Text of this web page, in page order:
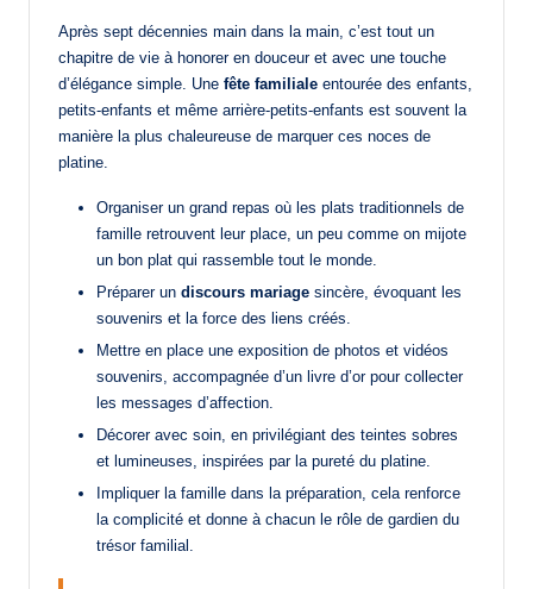
Après sept décennies main dans la main, c’est tout un
chapitre de vie à honorer en douceur et avec une touche
d’élégance simple. Une fête familiale entourée des enfants,
petits-enfants et même arrière-petits-enfants est souvent la
manière la plus chaleureuse de marquer ces noces de
platine.
Organiser un grand repas où les plats traditionnels de
famille retrouvent leur place, un peu comme on mijote
un bon plat qui rassemble tout le monde.
Préparer un discours mariage sincère, évoquant les
souvenirs et la force des liens créés.
Mettre en place une exposition de photos et vidéos
souvenirs, accompagnée d’un livre d’or pour collecter
les messages d’affection.
Décorer avec soin, en privilégiant des teintes sobres
et lumineuses, inspirées par la pureté du platine.
Impliquer la famille dans la préparation, cela renforce
la complicité et donne à chacun le rôle de gardien du
trésor familial.